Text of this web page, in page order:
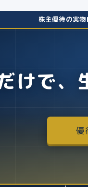
株主優待の実
けで、
優